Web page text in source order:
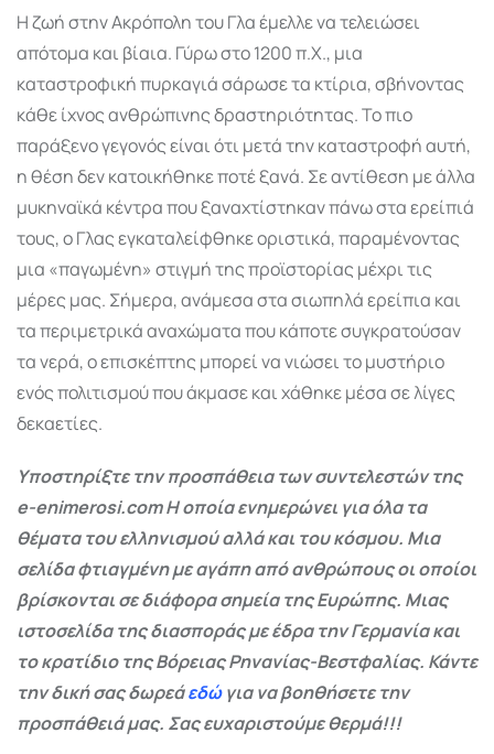
Η ζωή στην Ακρόπολη του Γλα έμελλε να τελειώσει
απότομα και βίαια. Γύρω στο 1200 π.Χ., μια
καταστροφική πυρκαγιά σάρωσε τα κτίρια, σβήνοντας
κάθε ίχνος ανθρώπινης δραστηριότητας. Το πιο
παράξενο γεγονός είναι ότι μετά την καταστροφή αυτή,
η θέση δεν κατοικήθηκε ποτέ ξανά. Σε αντίθεση με άλλα
μυκηναϊκά κέντρα που ξαναχτίστηκαν πάνω στα ερείπιά
τους, ο Γλας εγκαταλείφθηκε οριστικά, παραμένοντας
μια «παγωμένη» στιγμή της προϊστορίας μέχρι τις
μέρες μας. Σήμερα, ανάμεσα στα σιωπηλά ερείπια και
τα περιμετρικά αναχώματα που κάποτε συγκρατούσαν
τα νερά, ο επισκέπτης μπορεί να νιώσει το μυστήριο
ενός πολιτισμού που άκμασε και χάθηκε μέσα σε λίγες
δεκαετίες.
Υποστηρίξτε την προσπάθεια των συντελεστών της
e-enimerosi.com Η οποία ενημερώνει για όλα τα
θέματα του ελληνισμού αλλά και του κόσμου. Μια
σελίδα φτιαγμένη με αγάπη από ανθρώπους οι οποίοι
βρίσκονται σε διάφορα σημεία της Ευρώπης. Μιας
ιστοσελίδα της διασποράς με έδρα την Γερμανία και
το κρατίδιο της Βόρειας Ρηνανίας-Βεστφαλίας. Κάντε
την δική σας δωρεάεδώγια να βοηθήσετε την
προσπάθειά μας. Σας ευχαριστούμε θερμά!!!